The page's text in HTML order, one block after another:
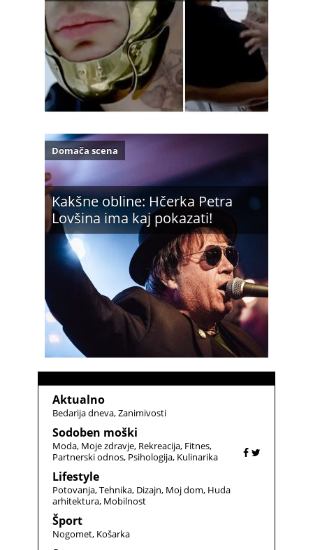
Kakšne obline: Hčerka Petra
Lovšina ima kaj pokazati!
Domača scena
Aktualno
Bedarija dneva Zanimivosti
Sodoben moški
Moda Moje zdravje Rekreacija Fitnes
Partnerski odnos Psihologija Kulinarika
Lifestyle
Potovanja Tehnika Dizajn Moj dom Huda
arhitektura Mobilnost
Šport
Nogomet Košarka